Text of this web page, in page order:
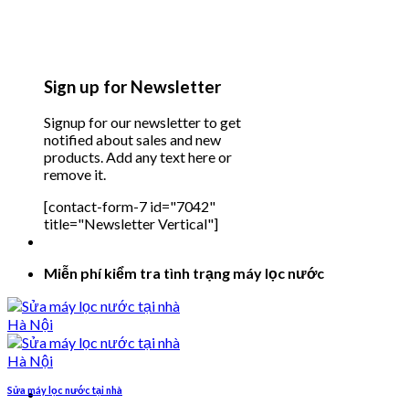
Sign up for Newsletter
Signup for our newsletter to get
notified about sales and new
products. Add any text here or
remove it.
[contact-form-7 id="7042"
title="Newsletter Vertical"]
Miễn phí kiểm tra tình trạng máy lọc nước
Sửa máy lọc nước tại nhà